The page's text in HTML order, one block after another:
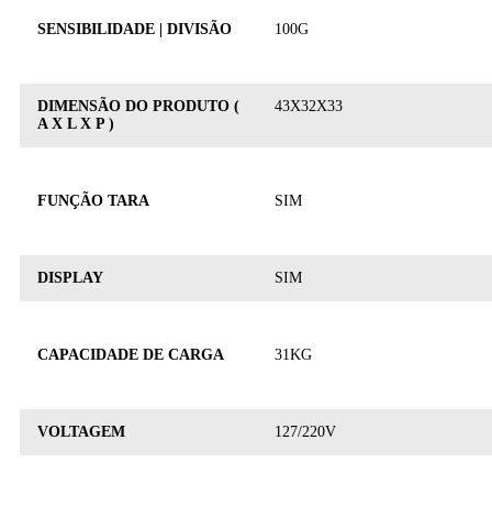
SENSIBILIDADE | DIVISÃO 100G
DIMENSÃO DO PRODUTO (
A X L X P )
43X32X33
FUNÇÃO TARA SIM
DISPLAY SIM
CAPACIDADE DE CARGA 31KG
VOLTAGEM 127/220V